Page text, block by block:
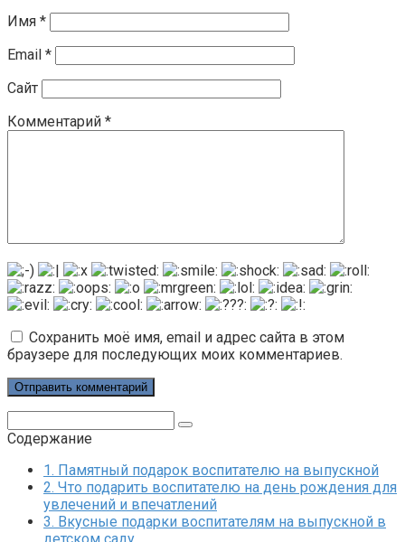
Имя *
Email *
Сайт
Комментарий *
Сохранить моё имя, email и адрес сайта в этом
браузере для последующих моих комментариев.
Содержание
1. Памятный подарок воспитателю на выпускной
2. Что подарить воспитателю на день рождения для
увлечений и впечатлений
3. Вкусные подарки воспитателям на выпускной в